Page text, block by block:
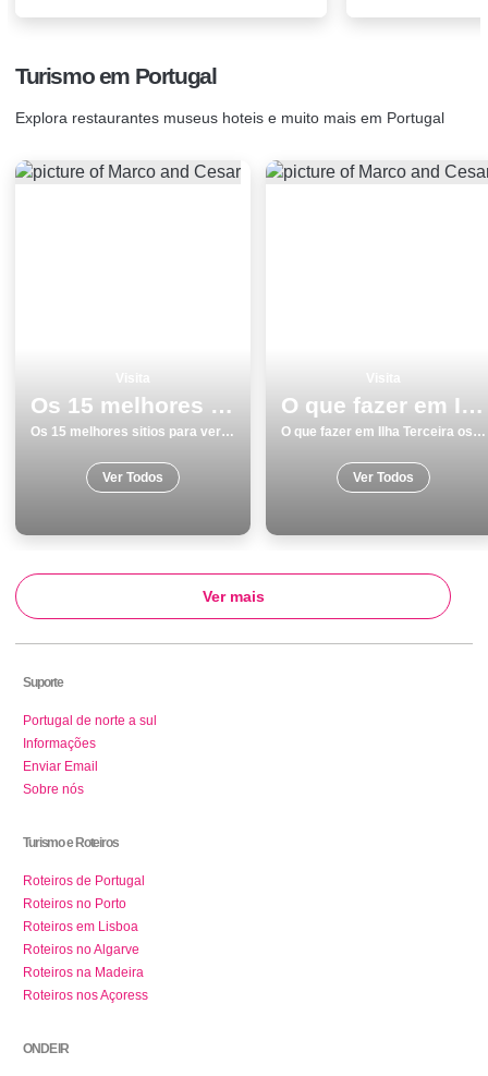
Turismo em Portugal
Explora restaurantes museus hoteis e muito mais em Portugal
Os 15 melhores sitios para ver e visitar em Monumentos Viseu
Os 15 melhores sitios para ver e visitar em Monumentos Viseu
Ver Todos
O que fazer em Ilha Terceira os 10 melhores sitios para visitar
O que fazer em Ilha Terceira os 10 melhores sitios para visitar
Ver Todos
Ver mais
Suporte
Portugal de norte a sul
Informações
Enviar Email
Sobre nós
Turismo e Roteiros
Roteiros de Portugal
Roteiros no Porto
Roteiros em Lisboa
Roteiros no Algarve
Roteiros na Madeira
Roteiros nos Açoress
ONDE IR